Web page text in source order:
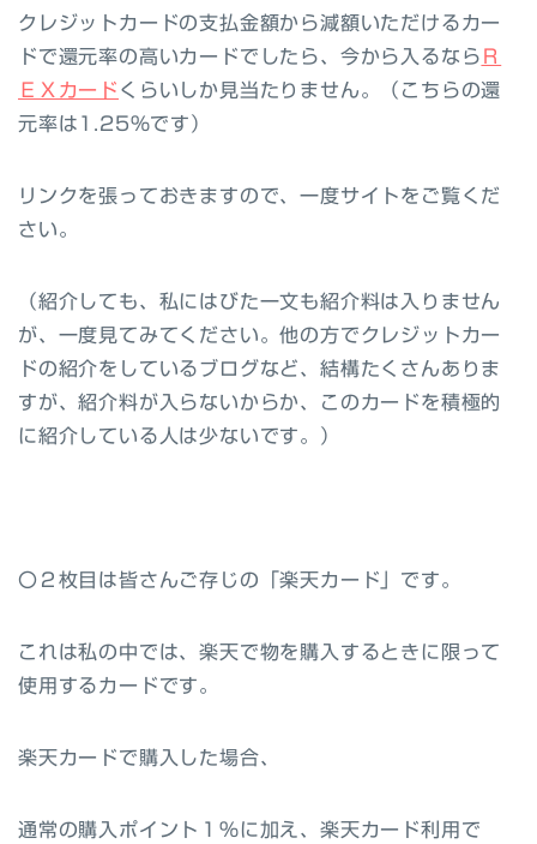
クレジットカードの支払金額から減額いただけるカー
ドで還元率の高いカードでしたら、今から入るなら Ｒ
ＥＸカード くらいしか見当たりません。（こちらの還
元率は1.25%です）
リンクを張っておきますので、一度サイトをご覧くだ
さい。
（紹介しても、私にはびた一文も紹介料は入りません
が、一度見てみてください。他の方でクレジットカー
ドの紹介をしているブログなど、結構たくさんありま
すが、紹介料が入らないからか、このカードを積極的
に紹介している人は少ないです。）
〇２枚目 は皆さんご存じの「楽天カード 」です。
これは私の中では、楽天で物を購入するときに限って
使用するカードです。
楽天カードで購入した場合、
通常の購入ポイント１％に加え、楽天カード利用で